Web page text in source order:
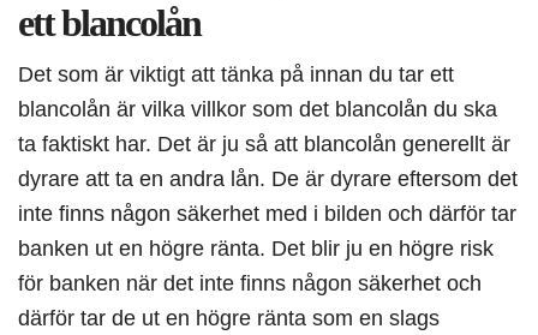
ett blancolån
Det som är viktigt att tänka på innan du tar ett
blancolån är vilka villkor som det blancolån du ska
ta faktiskt har. Det är ju så att blancolån generellt är
dyrare att ta en andra lån. De är dyrare eftersom det
inte finns någon säkerhet med i bilden och därför tar
banken ut en högre ränta. Det blir ju en högre risk
för banken när det inte finns någon säkerhet och
därför tar de ut en högre ränta som en slags